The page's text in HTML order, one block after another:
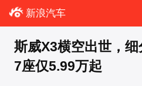
新浪汽车
斯威X3横空出世，细
7座仅5.99万起